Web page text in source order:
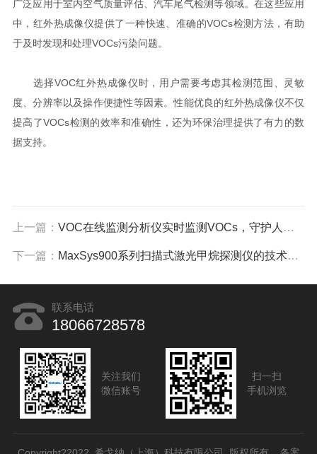
广泛应用于室内空气质量评估、汽车尾气检测等领域。在这些应用
中，红外热成像仪提供了一种快速、准确的VOCs检测方法，有助
于及时发现和处理VOCs污染问题。
选择VOC红外热成像仪时，用户需要考虑其检测范围、灵敏
度、分辨率以及操作便捷性等因素。性能优良的红外热成像仪不仅
提高了VOCs检测的效率和准确性，还为环保治理提供了有力的数
据支持。
上一篇： VOC在线监测分析仪实时监测VOCs，守护人类健康
下一篇： MaxSys900系列扫描式激光甲烷探测仪的技术特点
联系电话
18066728578
关注我们
微信账号
扫一扫
手机浏览